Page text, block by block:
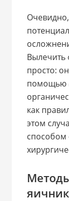
Вылечить
просто:
помощью
как
этом
способом